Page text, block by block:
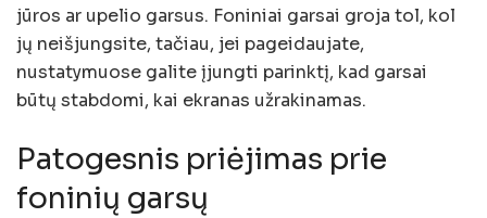
jūros ar upelio garsus. Foniniai garsai groja tol, kol
jų neišjungsite, tačiau, jei pageidaujate,
nustatymuose galite įjungti parinktį, kad garsai
būtų stabdomi, kai ekranas užrakinamas.
Patogesnis priėjimas prie
foninių garsų